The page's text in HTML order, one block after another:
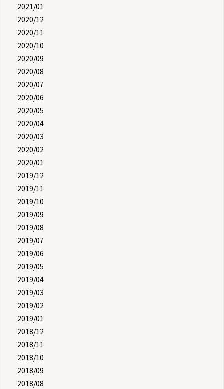
2021/01
2020/12
2020/11
2020/10
2020/09
2020/08
2020/07
2020/06
2020/05
2020/04
2020/03
2020/02
2020/01
2019/12
2019/11
2019/10
2019/09
2019/08
2019/07
2019/06
2019/05
2019/04
2019/03
2019/02
2019/01
2018/12
2018/11
2018/10
2018/09
2018/08